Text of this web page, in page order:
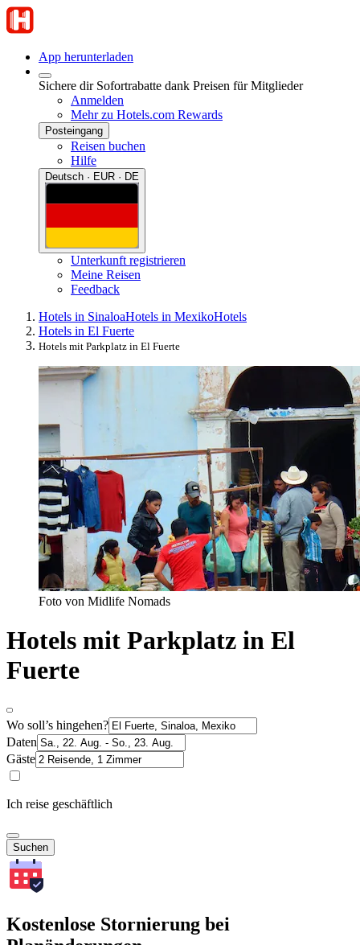
App herunterladen
Sichere dir Sofortrabatte dank Preisen für Mitglieder
Anmelden
Mehr zu Hotels.com Rewards
Posteingang
Reisen buchen
Hilfe
Deutsch · EUR · DE
Unterkunft registrieren
Meine Reisen
Feedback
Hotels in SinaloaHotels in MexikoHotels
Hotels in El Fuerte
Hotels mit Parkplatz in El Fuerte
Foto von Midlife Nomads
Hotels mit Parkplatz in El
Fuerte
Wo soll’s hingehen?
Daten
Gäste
Ich reise geschäftlich
Suchen
Kostenlose Stornierung bei